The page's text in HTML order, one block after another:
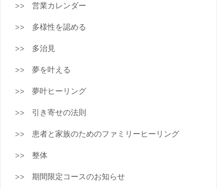
営業カレンダー
多様性を認める
多治見
夢を叶える
夢叶ヒーリング
引き寄せの法則
患者と家族のためのファミリーヒーリング
整体
期間限定コースのお知らせ